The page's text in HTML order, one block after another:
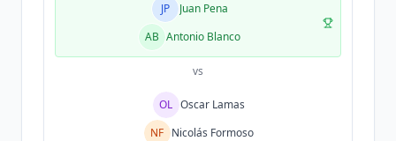
JP
Juan Pena
AB Antonio Blanco
vs
OL Oscar Lamas
NF Nicolás Formoso